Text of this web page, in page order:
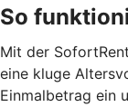
So
Mit der
eine kluge
Einmalbetrag ein